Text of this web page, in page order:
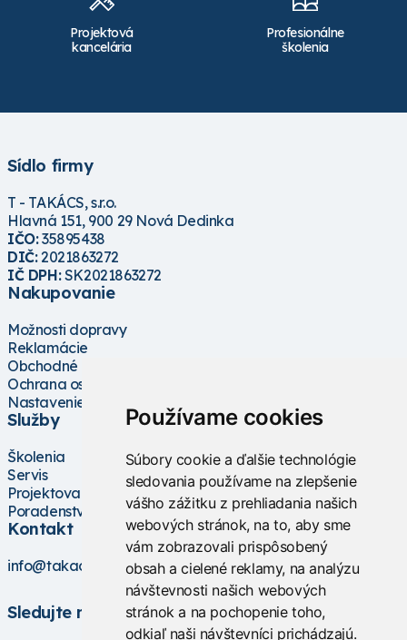
Používame cookies
Súbory cookie a ďalšie technológie
sledovania používame na zlepšenie
vášho zážitku z prehliadania našich
webových stránok, na to, aby sme
vám zobrazovali prispôsobený
obsah a cielené reklamy, na analýzu
návštevnosti našich webových
stránok a na pochopenie toho,
odkiaľ naši návštevníci prichádzajú.
Projektová
kancelária
Profesionálne
školenia
Sídlo firmy
T - TAKÁCS, s.r.o.
Hlavná 151, 900 29 Nová Dedinka
IČO:35895438
DIČ:2021863272
IČ DPH:SK2021863272
Nakupovanie
Možnosti dopravy
Reklamácie
Obchodné podmienky
Ochrana osobných údajov
Nastavenie cookies
Služby
Školenia
Servis
Projektovanie
Poradenstvo
Kontakt
info@takacs.sk
Sledujte nás